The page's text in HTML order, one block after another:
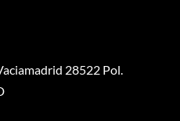
28522 Pol.